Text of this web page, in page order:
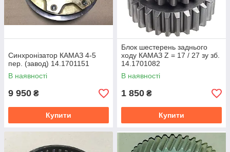
Синхронізатор КАМАЗ 4-5
пер. (завод) 14.1701151
В наявності
9 950 ₴
Купити
Блок шестерень заднього
ходу КАМАЗ Z = 17 / 27 зу зб.
14.1701082
В наявності
1 850 ₴
Купити